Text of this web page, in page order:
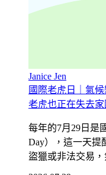
Janice Jen
國際老虎日｜氣
老虎也正在失去家
每年的7月29日是
Day），這一天提
盜獵或非法交易